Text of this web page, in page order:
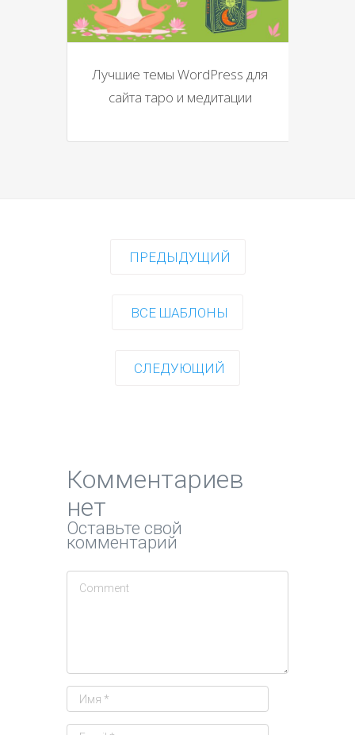
Лучшие темы WordPress для
сайта таро и медитации
ПРЕДЫДУЩИЙ
ВСЕ ШАБЛОНЫ
СЛЕДУЮЩИЙ
Комментариев
нет
Оставьте свой
комментарий